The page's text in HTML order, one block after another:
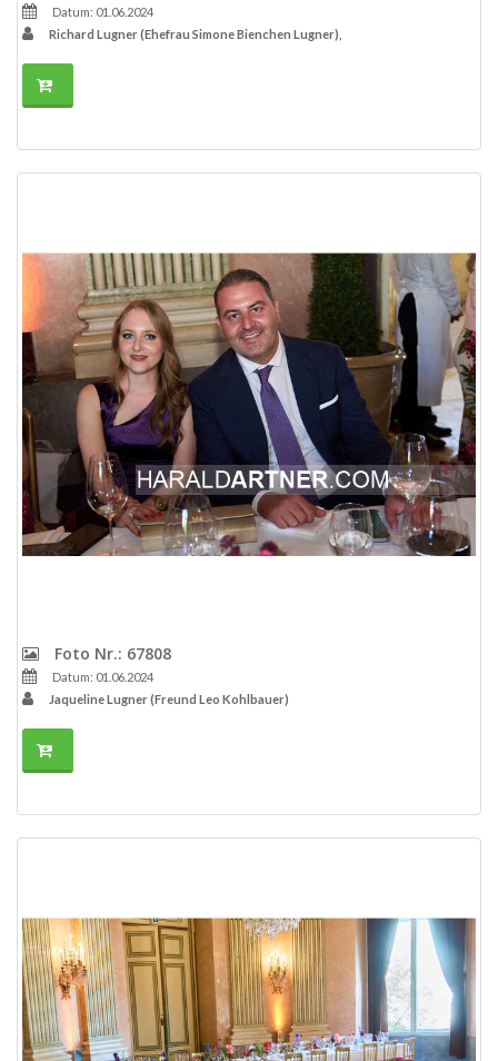
Datum: 01.06.2024
Richard Lugner (Ehefrau Simone Bienchen Lugner),
Foto Nr.: 67808
Datum: 01.06.2024
Jaqueline Lugner (Freund Leo Kohlbauer)